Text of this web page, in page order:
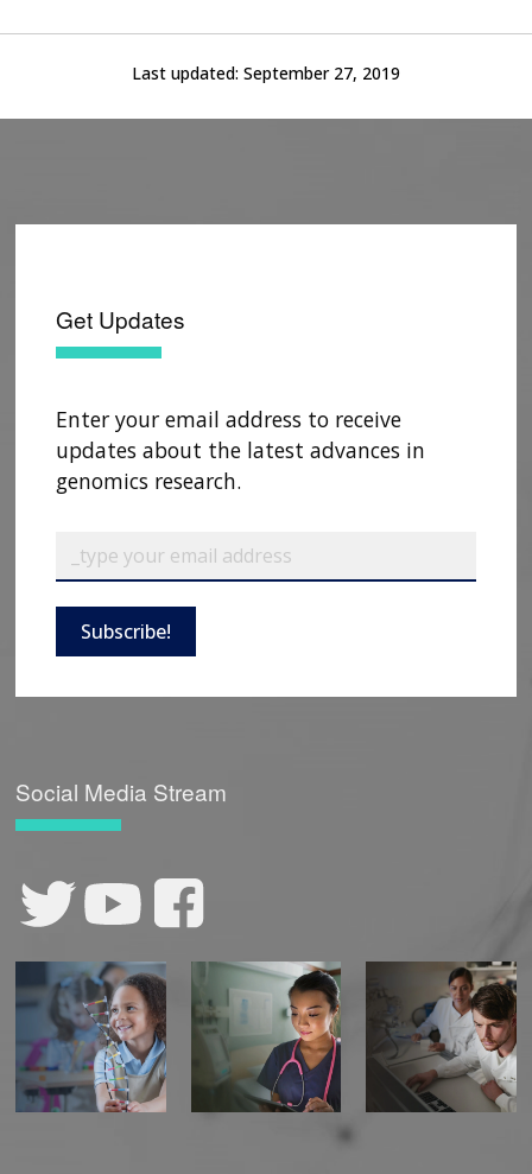
Last updated: September 27, 2019
Get Updates
Enter your email address to receive
updates about the latest advances in
genomics research.
Subscribe!
Social Media Stream